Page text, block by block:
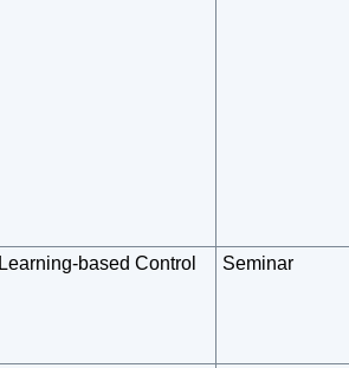
Learning-based Control Seminar